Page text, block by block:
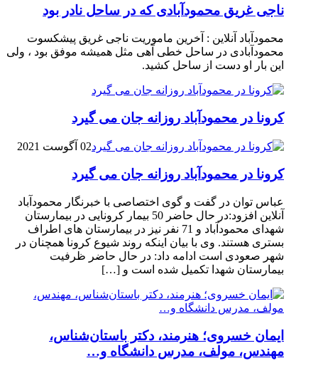
ناجی غریق محمودآبادی که در ساحل نادر بود
محمودآباد آنلاین : آخرین ماموریت ناجی غریق پیشکسوت
محمودآبادی در ساحل خطی آهی مثل همیشه موفق بود ، ولی
این بار او دست از ساحل کشید.
کرونا در محمودآباد روزانه جان می گیرد
02 آگوست 2021
کرونا در محمودآباد روزانه جان می گیرد
عباس توان در گفت و گوی اختصاصی با خبرنگار محمودآباد
آنلاین افزود:در حال حاضر 50 بیمار کرونایی در بیمارستان
شهدای محمودآباد و 71 نفر نیز در بیمارستان های اطراف
بستری هستند. وی با بیان اینکه روند شیوع کرونا همچنان در
شهر صعودی است ادامه داد: در حال حاضر ظرفیت
بیمارستان شهدا تکمیل شده است و […]
ایمان خسروی؛ هنرمند، دکتر باستان‌شناس،
مهندس، مولف، مدرس دانشگاه و…